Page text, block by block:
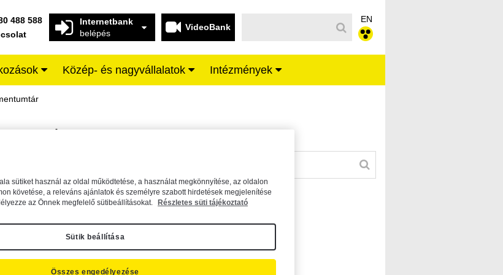
488 588
Internetbank
belépés
VideoBank
EN
Közép- és nagyvállalatok Intézmények
BANK
kereséséhez kérjük, írja be a keresőszót a mezőbe.
sütiket használ az oldal működtetése, a használat megkönnyítése, az oldalon
követése, a releváns ajánlatok és személyre szabott hirdetések megjelenítése
az Önnek megfelelő sütibeállításokat.
Részletes süti tájékoztató
Sütik beállítása
Összes engedélyezése